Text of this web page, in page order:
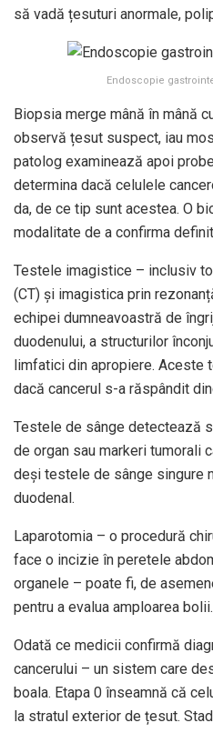
să vadă țesuturi anormale,
Endoscopie
Biopsia merge mână în mână
observă țesut suspect, iau
patolog examinează apoi
determina dacă celulele
da, de ce tip sunt acestea. O
modalitate de a confirma
Testele imagistice – inclusiv
(CT) și imagistica prin
echipei dumneavoastră de
duodenului, a structurilor
limfatici din apropiere. Aceste
dacă cancerul s-a răspândit
Testele de sânge detectează
de organ sau markeri tumorali
deși testele de sânge singure
duodenal.
Laparotomia – o procedură
face o incizie în peretele
organele – poate fi, de
pentru a evalua amploarea bolii.
Odată ce medicii confirmă
cancerului – un sistem care
boala. Etapa 0 înseamnă că
la stratul exterior de țesut.